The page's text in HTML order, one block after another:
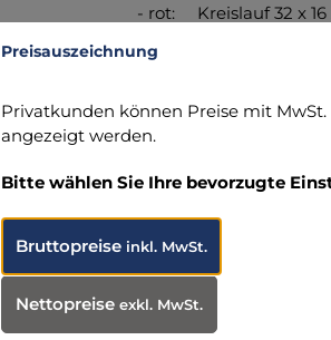
- rot: Kreislauf 32 x 16
- gelb: Kindernotfall 14 x
- Fixierschlaufen im
- Sicherheits-Reflexstreifen
- atmungsaktive
Lieferumfang:
Tasche inkl. sieben
Preisauszeichnung
Privatkunden können Preise mit
angezeigt werden.
Bitte wählen Sie Ihre bevorzugte
Bruttopreise inkl. MwSt.
Nettopreise exkl. MwSt.